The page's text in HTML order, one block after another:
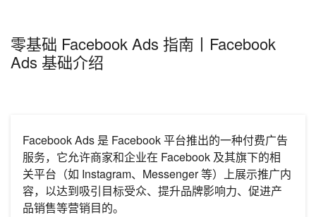
零基础 Facebook Ads 指南丨Facebook
Ads 基础介绍
Facebook Ads 是 Facebook 平台推出的一种付费广告
服务，它允许商家和企业在 Facebook 及其旗下的相
关平台（如 Instagram、Messenger 等）上展示推广内
容，以达到吸引目标受众、提升品牌影响力、促进产
品销售等营销目的。